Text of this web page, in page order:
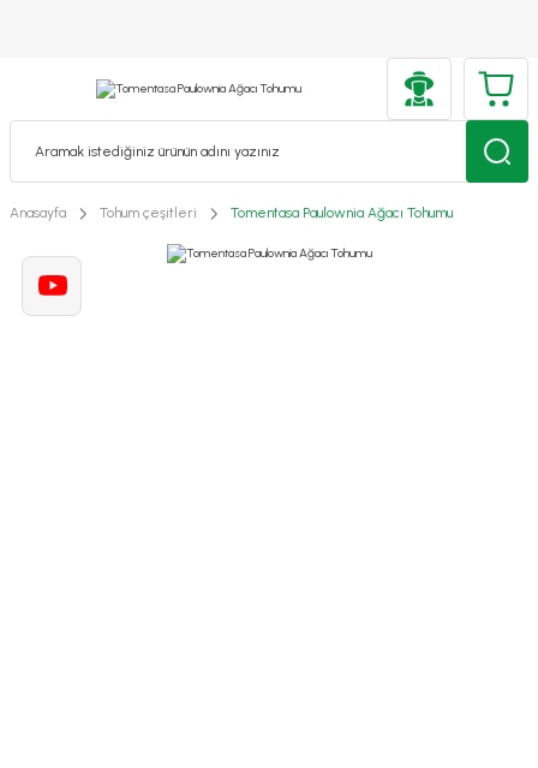
Anasayfa Tohum çeşitleri Tomentasa Paulownia Ağacı Tohumu